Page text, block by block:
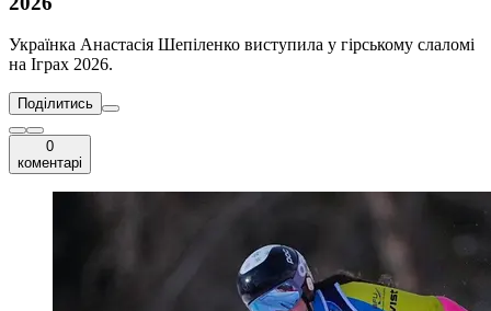
Українка Анастасія Шепіленко виступила у гірському слаломі
на Іграх 2026.
Поділитись
0
коментарі